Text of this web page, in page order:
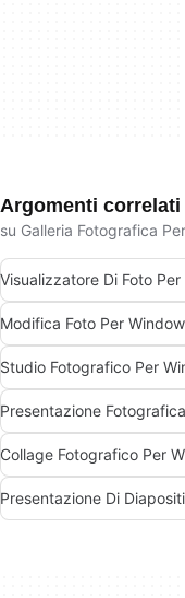
Argomenti correlati
su Galleria Fotografica
Visualizzatore Di Foto
Modifica Foto Per
Studio Fotografico Per
Presentazione
Collage Fotografico Per